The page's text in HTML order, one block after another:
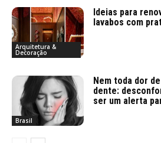
Arquitetura &
Decoração
Ideias para
lavabos com
Brasil
Nem toda dor
dente:
ser um alerta